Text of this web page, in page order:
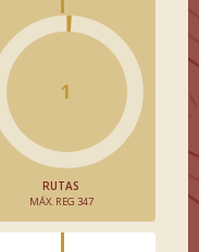
1
RUTAS
MÁX. REG 347